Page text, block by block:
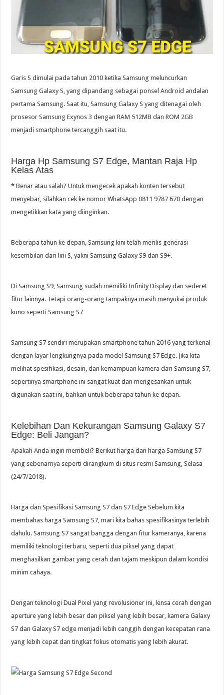
Garis S dimulai pada tahun 2010 ketika Samsung meluncurkan
Samsung Galaxy S, yang dipandang sebagai ponsel Android andalan
pertama Samsung. Saat itu, Samsung Galaxy S yang ditenagai oleh
prosesor Samsung Exynos 3 dengan RAM 512MB dan ROM 2GB
menjadi smartphone tercanggih saat itu.
Harga Hp Samsung S7 Edge, Mantan Raja Hp
Kelas Atas
* Benar atau salah? Untuk mengecek apakah konten tersebut
menyebar, silahkan cek ke nomor WhatsApp 0811 9787 670 dengan
mengetikkan kata yang diinginkan.
Beberapa tahun ke depan, Samsung kini telah merilis generasi
kesembilan dari lini S, yakni Samsung Galaxy S9 dan S9+.
Di Samsung S9, Samsung sudah memiliki Infinity Display dan sederet
fitur lainnya. Tetapi orang-orang tampaknya masih menyukai produk
kuno seperti Samsung S7
Samsung S7 sendiri merupakan smartphone tahun 2016 yang terkenal
dengan layar lengkungnya pada model Samsung S7 Edge. Jika kita
melihat spesifikasi, desain, dan kemampuan kamera dari Samsung S7,
sepertinya smartphone ini sangat kuat dan mengesankan untuk
digunakan saat ini, bahkan untuk beberapa tahun ke depan.
Kelebihan Dan Kekurangan Samsung Galaxy S7
Edge: Beli Jangan?
Apakah Anda ingin membeli? Berikut harga dan harga Samsung S7
yang sebenarnya seperti dirangkum di situs resmi Samsung, Selasa
(24/7/2018).
Harga dan Spesifikasi Samsung S7 dan S7 Edge Sebelum kita
membahas harga Samsung S7, mari kita bahas spesifikasinya terlebih
dahulu. Samsung S7 sangat bangga dengan fitur kameranya, karena
memiliki teknologi terbaru, seperti dua piksel yang dapat
menghasilkan gambar yang cerah dan tajam meskipun dalam kondisi
minim cahaya.
Dengan teknologi Dual Pixel yang revolusioner ini, lensa cerah dengan
aperture yang lebih besar dan piksel yang lebih besar, kamera Galaxy
S7 dan Galaxy S7 edge menjadi lebih canggih dengan kecepatan rana
yang lebih cepat dan tingkat fokus otomatis yang lebih akurat.